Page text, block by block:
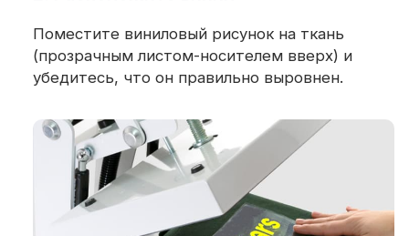
Поместите виниловый рисунок на ткань
(прозрачным листом-носителем вверх) и
убедитесь, что он правильно выровнен.